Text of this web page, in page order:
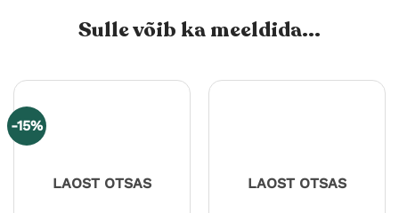
Sulle võib ka meeldida...
-15%
LAOST OTSAS LAOST OTSAS